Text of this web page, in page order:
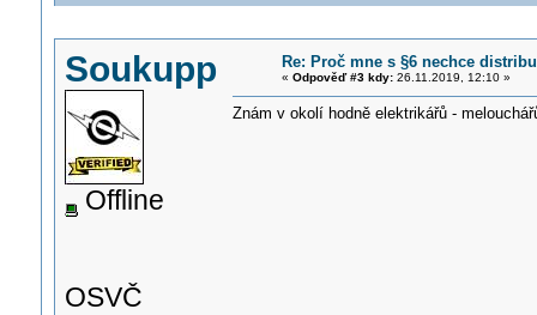
Soukupp
Offline
OSVČ
Re: Proč mne s §6 nechce
« Odpověď #3 kdy:26.11.2019, 12:10 »
Znám v okolí hodně elektrikářů -